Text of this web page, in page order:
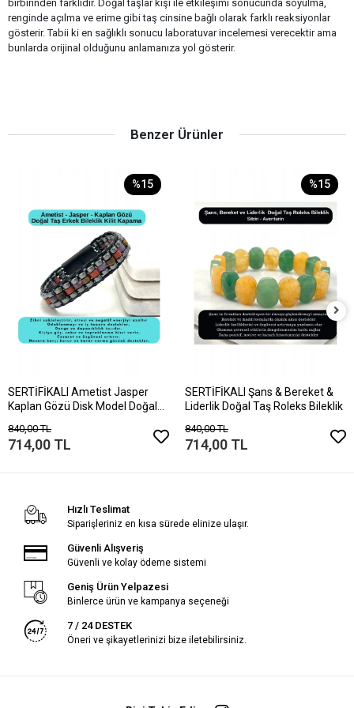
birbirinden farklıdır. Doğal taşlar kişi ile etkileşimi sonucunda soyulma,
renginde açılma ve erime gibi taş cinsine bağlı olarak farklı reaksiyonlar
gösterir. Tabii ki en sağlıklı sonucu laboratuvar incelemesi verecektir ama
bunlarda orijinal olduğunu anlamanıza yol gösterir.
Benzer Ürünler
%15
SERTİFİKALI Ametist Jasper
Kaplan Gözü Disk Model Doğal
840,00 TL
714,00 TL
%15
SERTİFİKALI Şans & Bereket &
Liderlik Doğal Taş Roleks Bileklik
840,00 TL
714,00 TL
Hızlı Teslimat
Siparişleriniz en kısa sürede elinize ulaşır.
Güvenli Alışveriş
Güvenli ve kolay ödeme sistemi
Geniş Ürün Yelpazesi
Binlerce ürün ve kampanya seçeneği
7 / 24 DESTEK
Öneri ve şikayetlerinizi bize iletebilirsiniz.